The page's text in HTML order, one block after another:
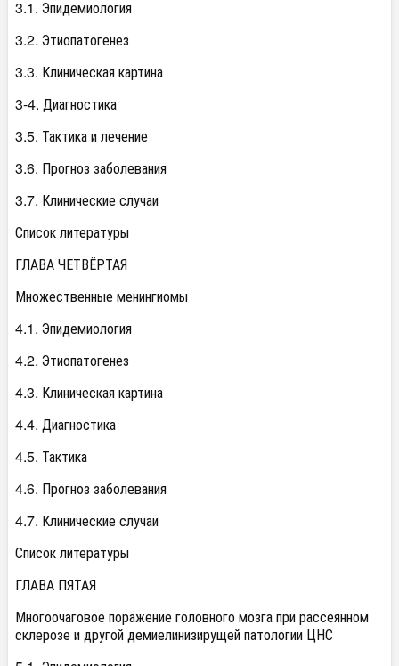
3.1. Эпидемиология
3.2. Этиопатогенез
3.3. Клиническая картина
3-4. Диагностика
3.5. Тактика и лечение
3.6. Прогноз заболевания
3.7. Клинические случаи
Список литературы
ГЛАВА ЧЕТВЁРТАЯ
Множественные менингиомы
4.1. Эпидемиология
4.2. Этиопатогенез
4.3. Клиническая картина
4.4. Диагностика
4.5. Тактика
4.6. Прогноз заболевания
4.7. Клинические случаи
Список литературы
ГЛАВА ПЯТАЯ
Многоочаговое поражение головного мозга при рассеянном
склерозе и другой демиелинизирущей патологии ЦНС